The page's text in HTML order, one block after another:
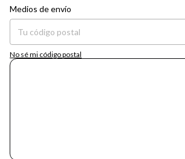
Entregas para el CP:
Medios de envío
No sé mi código postal